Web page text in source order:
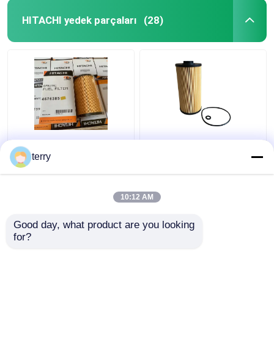
HITACHI yedek parçaları (28)
Orijinal Yakıt Hitachi
Filtreleri 4676385
İnşaat Makineleri yedek
Yapı Hitachi Motor
terry
10:12 AM
Good day, what product are you looking
for?